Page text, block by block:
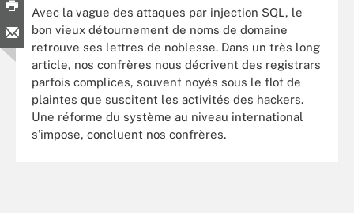
Avec la vague des attaques par injection SQL, le
bon vieux détournement de noms de domaine
retrouve ses lettres de noblesse. Dans un très long
article, nos confrères nous décrivent des registrars
parfois complices, souvent noyés sous le flot de
plaintes que suscitent les activités des hackers.
Une réforme du système au niveau international
s'impose, concluent nos confrères.